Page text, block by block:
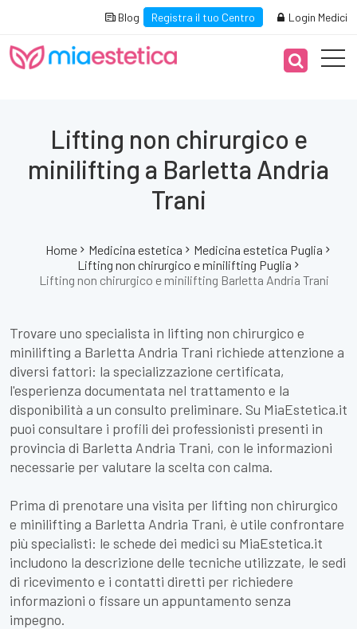
Blog Registra il tuo Centro Login Medici
Lifting non chirurgico e
minilifting a Barletta Andria
Trani
Home Medicina estetica
Medicina estetica Puglia
Lifting non chirurgico e minilifting Puglia
Lifting non chirurgico e minilifting Barletta Andria Trani
Trovare uno specialista in lifting non chirurgico e
minilifting a Barletta Andria Trani richiede attenzione a
diversi fattori: la specializzazione certificata,
l'esperienza documentata nel trattamento e la
disponibilità a un consulto preliminare. Su MiaEstetica.it
puoi consultare i profili dei professionisti presenti in
provincia di Barletta Andria Trani, con le informazioni
necessarie per valutare la scelta con calma.
Prima di prenotare una visita per lifting non chirurgico
e minilifting a Barletta Andria Trani, è utile confrontare
più specialisti: le schede dei medici su MiaEstetica.it
includono la descrizione delle tecniche utilizzate, le sedi
di ricevimento e i contatti diretti per richiedere
informazioni o fissare un appuntamento senza
impegno.